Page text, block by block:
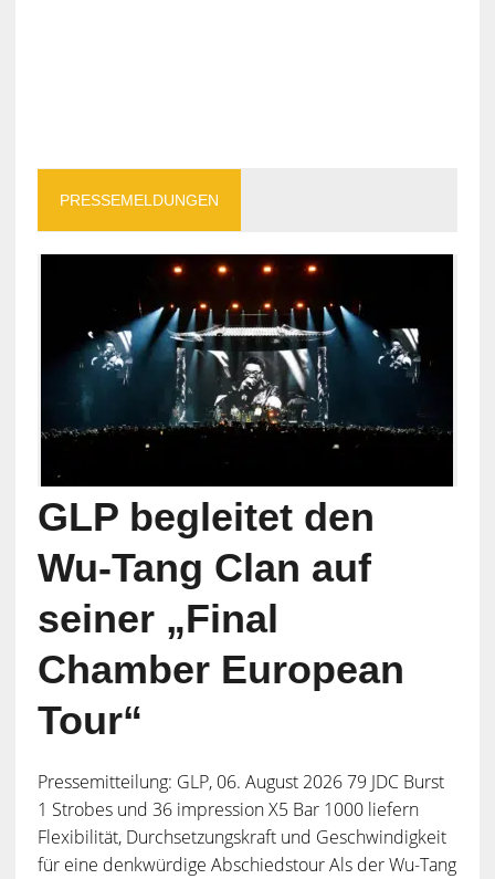
PRESSEMELDUNGEN
GLP begleitet den
Wu-Tang Clan auf
seiner „Final
Chamber European
Tour“
Pressemitteilung: GLP, 06. August 2026 79 JDC Burst
1 Strobes und 36 impression X5 Bar 1000 liefern
Flexibilität, Durchsetzungskraft und Geschwindigkeit
für eine denkwürdige Abschiedstour Als der Wu-Tang